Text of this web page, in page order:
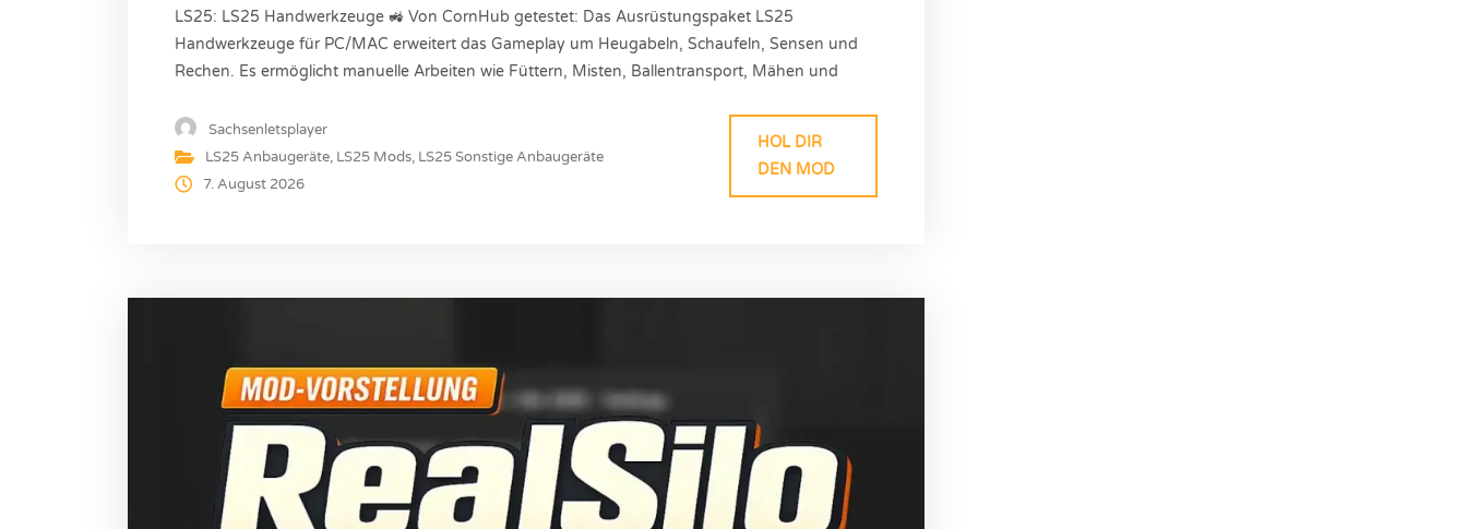
LS25: LS25 Handwerkzeuge 🚜 Von CornHub getestet: Das Ausrüstungspaket LS25
Handwerkzeuge für PC/MAC erweitert das Gameplay um Heugabeln, Schaufeln, Sensen und
Rechen. Es ermöglicht manuelle Arbeiten wie Füttern, Misten, Ballentransport, Mähen und
Informationen Autor: Rockstar, Voksel Version: 1.0.0.0 Größe: 5.75 MB Plattform: PC/MAC...
Sachsenletsplayer
LS25 Anbaugeräte, LS25 Mods, LS25 Sonstige Anbaugeräte
7. August 2026
HOL DIR
DEN MOD